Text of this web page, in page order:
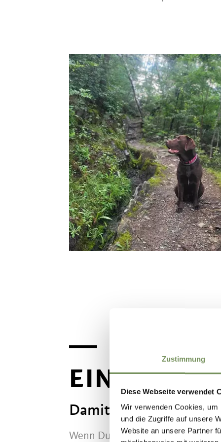
Zustimmung
Diese Webseite verwendet
Wir verwenden Cookies,
und die Zugriffe auf unsere
Website an unsere Partner
Damit der Urlaub mit
Wenn Du Deinen vierbeinigen